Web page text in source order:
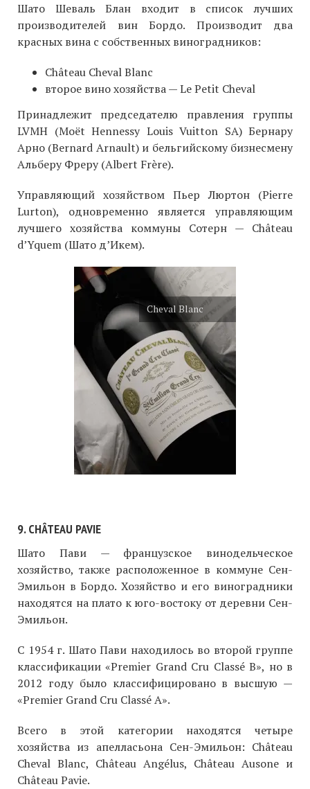
Шато Шеваль Блан входит в список лучших
производителей вин Бордо. Производит два
красных вина с собственных виноградников:
Château Cheval Blanc
второе вино хозяйства — Le Petit Cheval
Принадлежит председателю правления группы
LVMH (Moët Hennessy Louis Vuitton SA) Бернару
Арно (Bernard Arnault) и бельгийскому бизнесмену
Альберу Фреру (Albert Frère).
Управляющий хозяйством Пьер Люртон (Pierre
Lurton), одновременно является управляющим
лучшего хозяйства коммуны Сотерн — Château
d’Yquem (Шато д’Икем).
Cheval Blanc
9. CHÂTEAU PAVIE
Шато Пави — французское винодельческое
хозяйство, также расположенное в коммуне Сен-
Эмильон в Бордо. Хозяйство и его виноградники
находятся на плато к юго-востоку от деревни Сен-
Эмильон.
С 1954 г. Шато Пави находилось во второй группе
классификации «Premier Grand Cru Classé B», но в
2012 году было классифицировано в высшую —
«Premier Grand Cru Classé A».
Всего в этой категории находятся четыре
хозяйства из апелласьона Сен-Эмильон: Château
Cheval Blanc, Château Angélus, Château Ausone и
Château Pavie.